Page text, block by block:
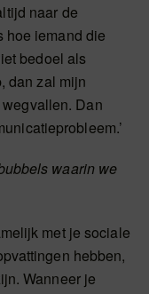
naar de
hoe iemand die
bedoel als
dan zal mijn
Dan
waarin we
met je sociale
hebben,
Wanneer je